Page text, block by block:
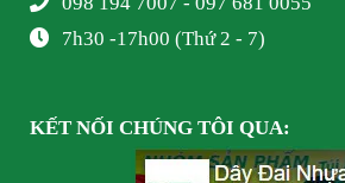
7h30 -17h00 (Thứ 2 - 7)
KẾT NỐI CHÚNG TÔI QUA: